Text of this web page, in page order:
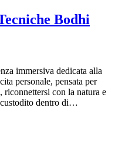
Bodhi
immersiva dedicata alla
personale, pensata per
con la natura e
custodito dentro di…